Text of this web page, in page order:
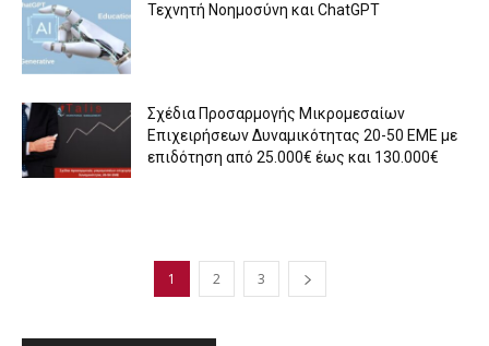
Τεχνητή Νοημοσύνη και ChatGPT
Σχέδια Προσαρμογής Μικρομεσαίων
Επιχειρήσεων Δυναμικότητας 20-50 ΕΜΕ με
επιδότηση από 25.000€ έως και 130.000€
1 2 3